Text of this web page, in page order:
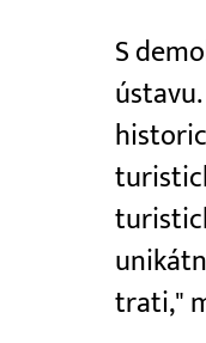
S
trati,"